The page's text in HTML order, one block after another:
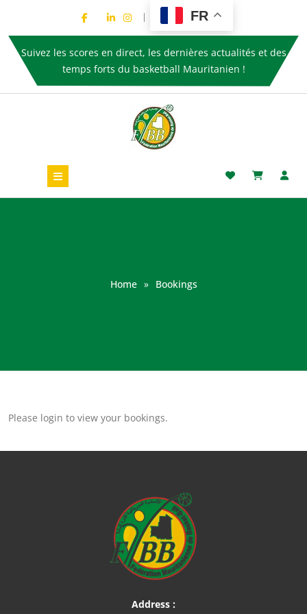
FR
Suivez les scores en direct, les dernières actualités et des
temps forts du basketball Mauritanien !
Home » Bookings
Please login to view your bookings.
Address :